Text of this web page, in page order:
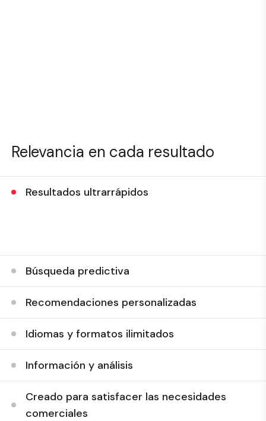
Relevancia en cada resultado
Resultados ultrarrápidos
Búsqueda predictiva
Recomendaciones personalizadas
Idiomas y formatos ilimitados
Información y análisis
Creado para satisfacer las necesidades
comerciales